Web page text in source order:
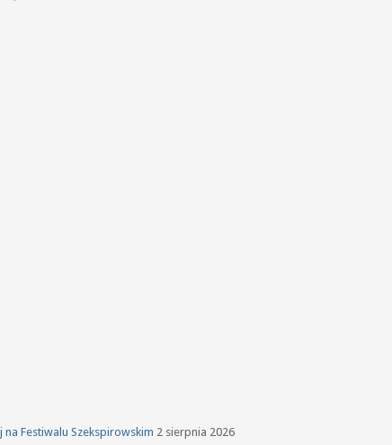
Festiwalu Szekspirowskim 2 sierpnia 2026